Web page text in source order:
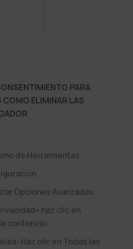
PARA
ELIMINAR LAS
de Herramientas
Opciones Avanzadas.
haz clic en
contenido.
Haz clic en Todas las